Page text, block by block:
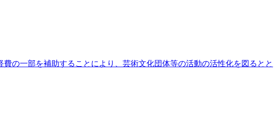
の一部を補助することにより、芸術文化団体等の活動の活性化を図るとと